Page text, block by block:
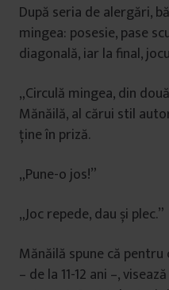
După seria de alergări,
mingea: posesie, pase
diagonală, iar la final,
„Circulă mingea, din
Mănăilă, al cărui stil
ține în priză.
„Pune-o jos!”
„Joc repede, dau și plec.”
Mănăilă spune că
– de la 11-12 ani –,